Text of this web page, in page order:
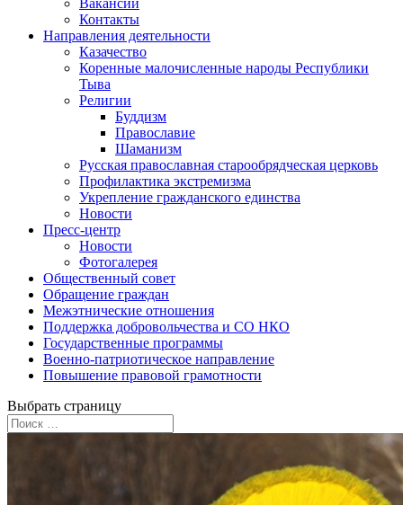
Вакансии
Контакты
Направления деятельности
Казачество
Коренные малочисленные народы Республики
Тыва
Религии
Буддизм
Православие
Шаманизм
Русская православная старообрядческая церковь
Профилактика экстремизма
Укрепление гражданского единства
Новости
Пресс-центр
Новости
Фотогалерея
Общественный совет
Обращение граждан
Межэтнические отношения
Поддержка добровольчества и СО НКО
Государственные программы
Военно-патриотическое направление
Повышение правовой грамотности
Выбрать страницу